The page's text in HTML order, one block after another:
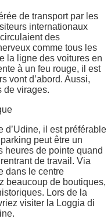
de transport par les
internationaux
des
comme tous les
la ligne des voitures en
à un feu rouge, il est
vont d’abord. Aussi,
de virages.
d’Udine, il est préférable
peut être un
heures de pointe quand
de travail. Via
dans le centre
beaucoup de boutiques,
Lors de la
visiter la Loggia di